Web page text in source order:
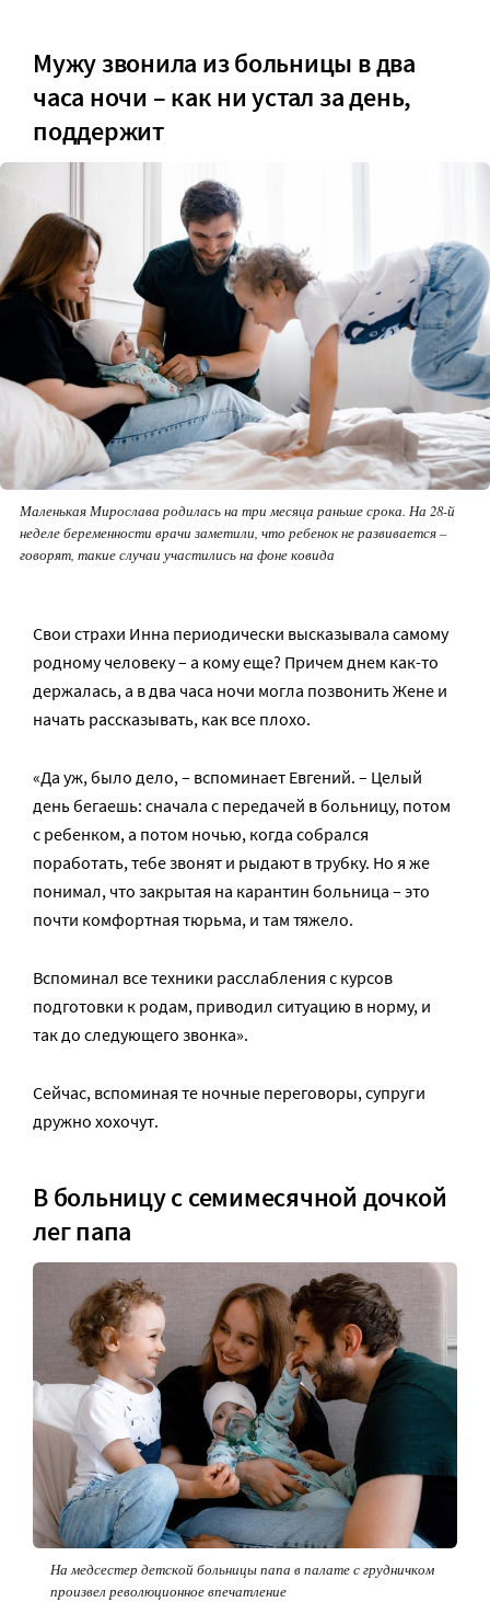
Мужу звонила из больницы в два
часа ночи – как ни устал за день,
поддержит
Маленькая Мирослава родилась на три месяца раньше срока. На 28-й
неделе беременности врачи заметили, что ребенок не развивается –
говорят, такие случаи участились на фоне ковида
Свои страхи Инна периодически высказывала самому
родному человеку – а кому еще? Причем днем как-то
держалась, а в два часа ночи могла позвонить Жене и
начать рассказывать, как все плохо.
«Да уж, было дело, – вспоминает Евгений. – Целый
день бегаешь: сначала с передачей в больницу, потом
с ребенком, а потом ночью, когда собрался
поработать, тебе звонят и рыдают в трубку. Но я же
понимал, что закрытая на карантин больница – это
почти комфортная тюрьма, и там тяжело.
Вспоминал все техники расслабления с курсов
подготовки к родам, приводил ситуацию в норму, и
так до следующего звонка».
Сейчас, вспоминая те ночные переговоры, супруги
дружно хохочут.
В больницу с семимесячной дочкой
лег папа
На медсестер детской больницы папа в палате с грудничком
произвел революционное впечатление